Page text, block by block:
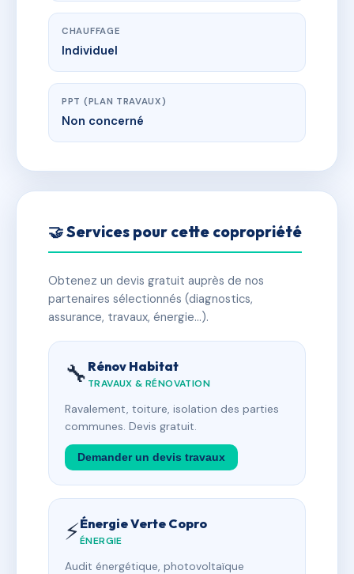
CHAUFFAGE
Individuel
PPT (PLAN TRAVAUX)
Non concerné
🤝 Services pour cette copropriété
Obtenez un devis gratuit auprès de nos
partenaires sélectionnés (diagnostics,
assurance, travaux, énergie…).
🔧 Rénov Habitat
TRAVAUX & RÉNOVATION
Ravalement, toiture, isolation des parties
communes. Devis gratuit.
Demander un devis travaux
⚡Énergie Verte Copro
ÉNERGIE
Audit énergétique, photovoltaïque